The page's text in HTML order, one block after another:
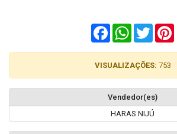
FacebookWhatsApp
Twitter
VISUALIZAÇÕES: 753
Vendedor(es)
HARAS NIJÚ